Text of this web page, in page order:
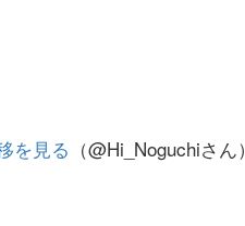
を見る （@Hi_Noguchiさん）